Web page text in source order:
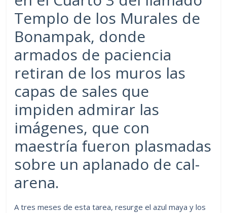
Templo de los Murales de
Bonampak, donde
armados de paciencia
retiran de los muros las
capas de sales que
impiden admirar las
imágenes, que con
maestría fueron plasmadas
sobre un aplanado de cal-
arena.
A tres meses de esta tarea, resurge el azul maya y los